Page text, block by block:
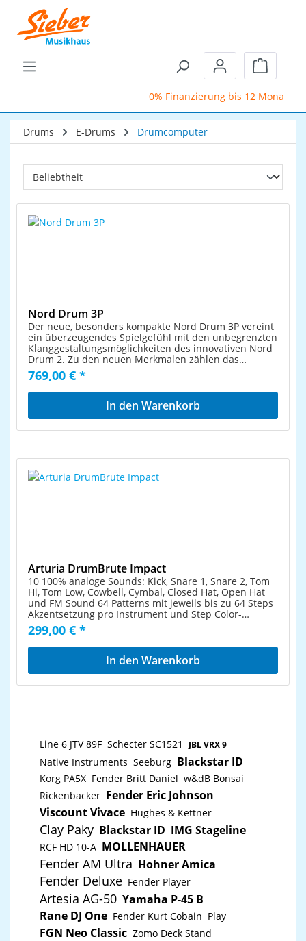
Zum Hauptinhalt springen
0% Finanzierung bis 12 Monate
Drums E-Drums Drumcomputer
Nord Drum 3P
Der neue, besonders kompakte Nord Drum 3P vereint
ein überzeugendes Spielgefühl mit den unbegrenzten
Klanggestaltungsmöglichkeiten des innovativen Nord
Drum 2. Zu den neuen Merkmalen zählen das
integrierte Multipad, Reverb- und Delay-Effekte, ein
vereinfachter Modus zur Sound-Auswahl sowie neue
Sound-Bänke für eine schnelle Erstellung eigener Kits.
Eigenschaften 6-kanaliger Percussion-
SynthesizerIntegriertes Multipad, Kick-Pad-Eingang
mehrFortschrittliche Sound-Engine mit Resonant-,
Subtractive- und FM-SyntheseReverb- und Delay-
Effekte, pro Kanal regelbarDrive-, Crush- und EQ-
769,00 € *
In den Warenkorb
Arturia DrumBrute Impact
10 100% analoge Sounds: Kick, Snare 1, Snare 2, Tom
Hi, Tom Low, Cowbell, Cymbal, Closed Hat, Open Hat
und FM Sound 64 Patterns mit jeweils bis zu 64 Steps
Akzentsetzung pro Instrument und Step Color-
Klangverfärbung pro Instrument und Step
zuschaltbar (außer bei Cowbell) Song-Modus zur
Aneinanderkettung von Pattern Polyrhythmus-
Funktion: Jede Drumspur kann eigene Stepanzahl
haben Swing-Funktion global und einzeln pro
Interface Summenausgang und zusätzliche
Gruppenausgänge für Kick, Snare, HiHats und den
FM-Sound 3,5 mm Kopfhörerausgang
299,00 € *
In den Warenkorb
Line 6 JTV 89F Schecter SC1521 JBL VRX 9
Native Instruments Seeburg Blackstar ID
Korg PA5X Fender Britt Daniel w&dB Bonsai
Rickenbacker Fender Eric Johnson
Viscount Vivace Hughes & Kettner
Clay Paky Blackstar ID IMG Stageline
RCF HD 10-A MOLLENHAUER
Fender AM Ultra Hohner Amica
Fender Deluxe Fender Player
Artesia AG-50 Yamaha P-45 B
Rane DJ One Fender Kurt Cobain Play
FGN Neo Classic Zomo Deck Stand